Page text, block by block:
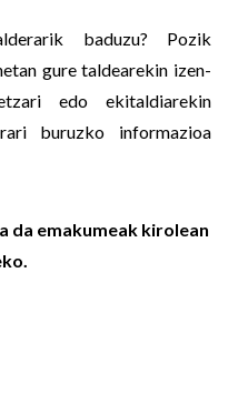
baduzu? Pozik
gure taldearekin izen-
edo ekitaldiarekin
buruzko informazioa
da emakumeak kirolean